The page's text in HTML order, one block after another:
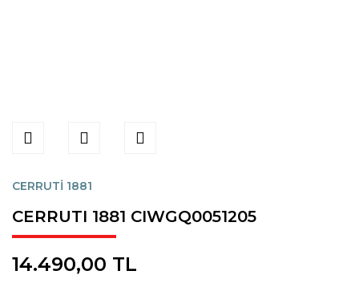
CERRUTİ 1881
CERRUTI 1881 CIWGQ0051205
14.490,00 TL